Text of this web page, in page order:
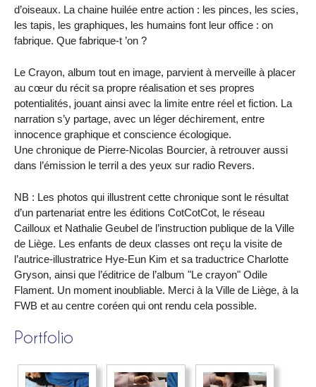
d’oiseaux. La chaine huilée entre action : les pinces, les scies,
les tapis, les graphiques, les humains font leur office : on
fabrique. Que fabrique-t ’on ?
Le Crayon, album tout en image, parvient à merveille à placer
au cœur du récit sa propre réalisation et ses propres
potentialités, jouant ainsi avec la limite entre réel et fiction. La
narration s’y partage, avec un léger déchirement, entre
innocence graphique et conscience écologique.
Une chronique de Pierre-Nicolas Bourcier, à retrouver aussi
dans l’émission le terril a des yeux sur radio Revers.
NB : Les photos qui illustrent cette chronique sont le résultat
d’un partenariat entre les éditions CotCotCot, le réseau
Cailloux et Nathalie Geubel de l’instruction publique de la Ville
de Liège. Les enfants de deux classes ont reçu la visite de
l’autrice-illustratrice Hye-Eun Kim et sa traductrice Charlotte
Gryson, ainsi que l’éditrice de l’album "Le crayon" Odile
Flament. Un moment inoubliable. Merci à la Ville de Liège, à la
FWB et au centre coréen qui ont rendu cela possible.
Portfolio